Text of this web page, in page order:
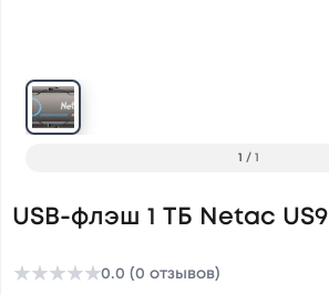
1 / 1
USB-флэш 1 ТБ Netac US9
★★★★★0.0 (0 отзывов)